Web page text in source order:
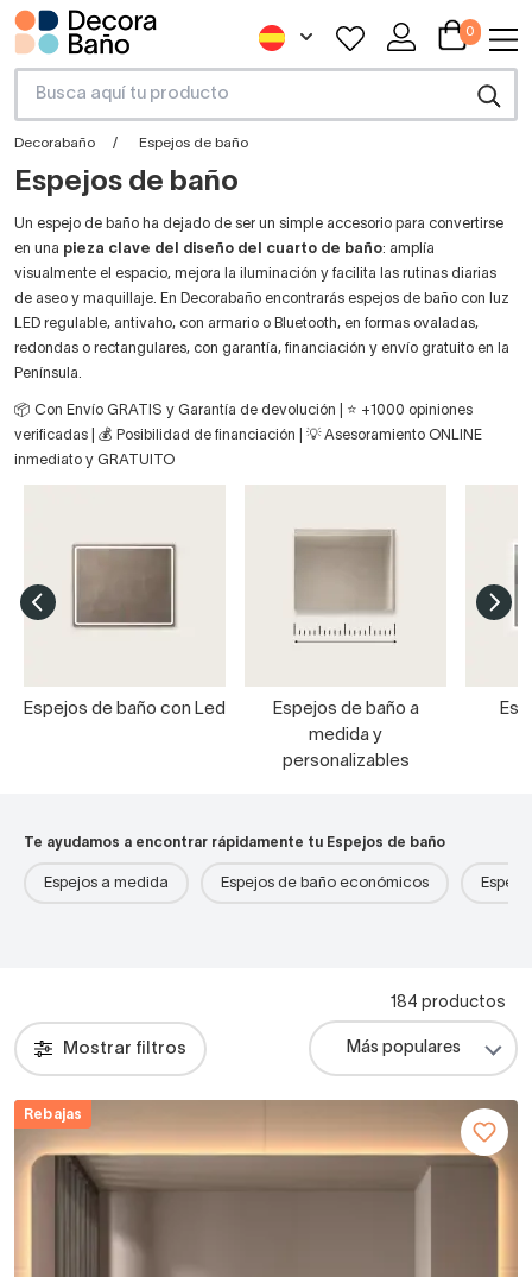
0
Decorabaño Espejos de baño
Espejos de baño
Un espejo de baño ha dejado de ser un simple accesorio para convertirse
en una pieza clave del diseño del cuarto de baño: amplía
visualmente el espacio, mejora la iluminación y facilita las rutinas diarias
de aseo y maquillaje. En Decorabaño encontrarás espejos de baño con luz
LED regulable, antivaho, con armario o Bluetooth, en formas ovaladas,
redondas o rectangulares, con garantía, financiación y envío gratuito en la
Península.
📦 Con Envío GRATIS y Garantía de devolución | ⭐ +1000 opiniones
verificadas | 💰 Posibilidad de financiación | 💡 Asesoramiento ONLINE
inmediato y GRATUITO
Espejos de baño con Led
Espejos de baño a
medida y
personalizables
Te ayudamos a encontrar rápidamente tu Espejos de baño
Espejos a medida Espejos de baño económicos
Mostrar filtros
184 productos
Rebajas